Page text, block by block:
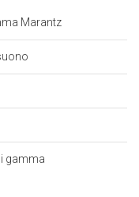
Marantz
gamma